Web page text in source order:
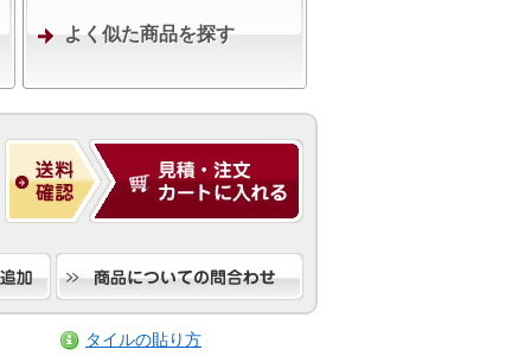
よく似た商品を探す
タイルの貼り方